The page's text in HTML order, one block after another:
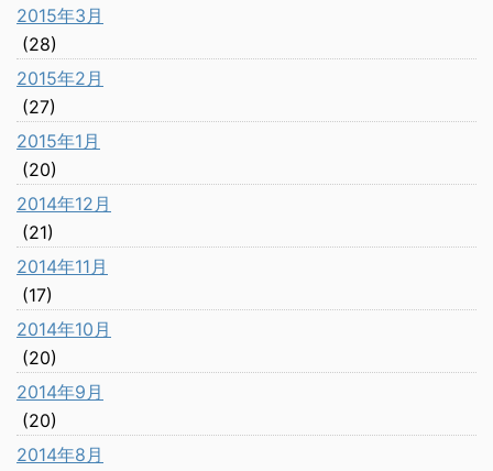
2015年3月
(28)
2015年2月
(27)
2015年1月
(20)
2014年12月
(21)
2014年11月
(17)
2014年10月
(20)
2014年9月
(20)
2014年8月